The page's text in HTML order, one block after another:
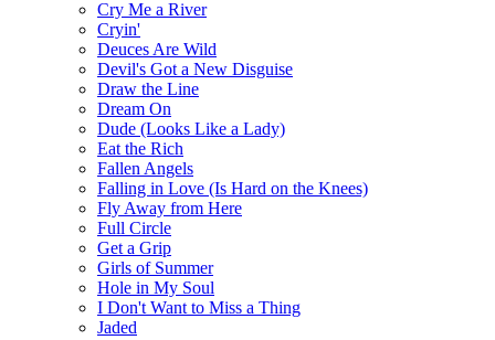
Cry Me a River
Cryin'
Deuces Are Wild
Devil's Got a New Disguise
Draw the Line
Dream On
Dude (Looks Like a Lady)
Eat the Rich
Fallen Angels
Falling in Love (Is Hard on the Knees)
Fly Away from Here
Full Circle
Get a Grip
Girls of Summer
Hole in My Soul
I Don't Want to Miss a Thing
Jaded